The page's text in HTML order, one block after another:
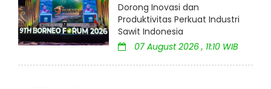
Dorong Inovasi dan
Produktivitas Perkuat Industri
Sawit Indonesia
07 August 2026 , 11:10 WIB